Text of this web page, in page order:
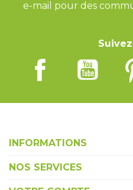
e-mail pour des
INFORMATIONS
NOS SERVICES